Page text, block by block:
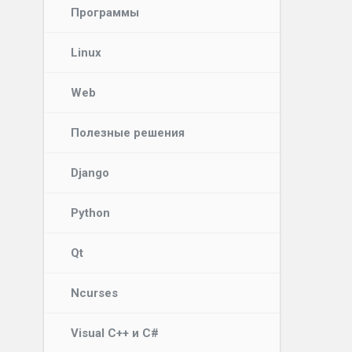
Программы
Linux
Web
Полезные решения
Django
Python
Qt
Ncurses
Visual C++ и C#